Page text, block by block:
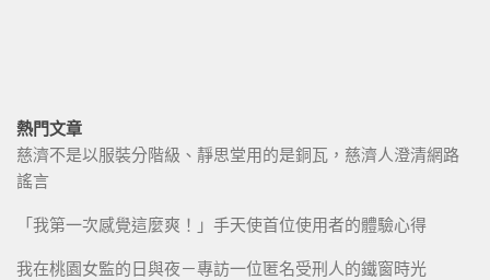
熱門文章
慈濟不是以服裝分階級、靜思堂用的是銅瓦，慈濟人澄清網路
謠言
「我第一次感覺這麼爽！」手天使首位使用者的體驗心得
我在桃園女監的日與夜－專訪一位匿名受刑人的鐵窗時光